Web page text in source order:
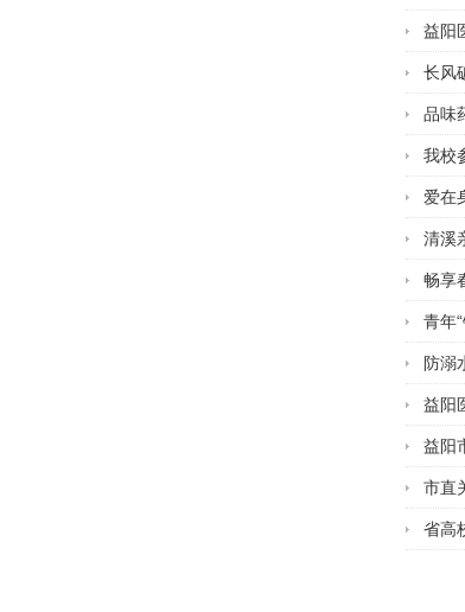
益阳
长风
品味
我校
爱在
清溪
畅享
青年
防溺
益阳
益阳
市直
省高